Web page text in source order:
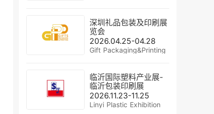
深圳礼品包装及印刷展
览会
2026.04.25-04.28
Gift Packaging&Printing
临沂国际塑料产业展-
临沂包装印刷展
2026.11.23-11.25
Linyi Plastic Exhibition